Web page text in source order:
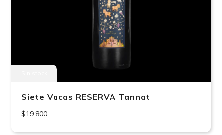
Siete Vacas RESERVA Tannat
$19.800